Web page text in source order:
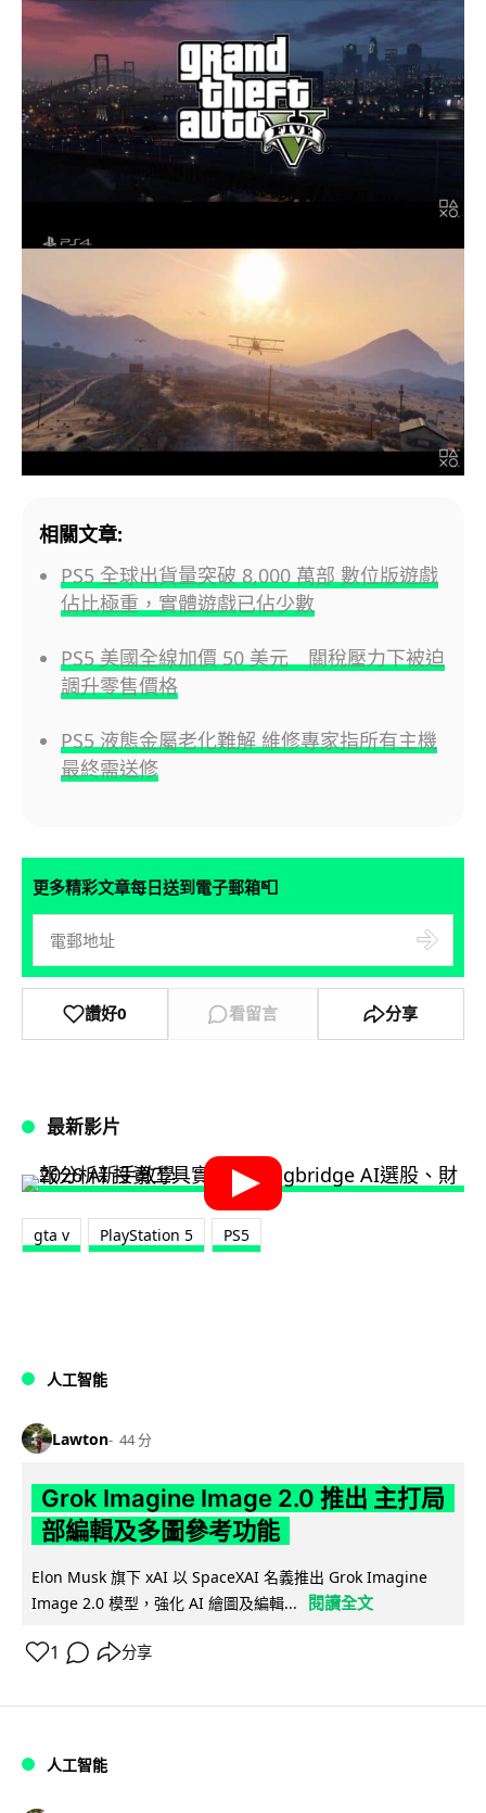
相關文章:
PS5 全球出貨量突破 8,000 萬部 數位版遊戲
佔比極重，實體遊戲已佔少數
PS5 美國全線加價 50 美元 關稅壓力下被迫
調升零售價格
PS5 液態金屬老化難解 維修專家指所有主機
最終需送修
更多精彩文章每日送到電子郵箱📮
讚好0 看留言 分享
最新影片
gta v PlayStation 5 PS5
人工智能
Lawton 44 分
Grok Imagine Image 2.0 推出 主打局
部編輯及多圖參考功能
Elon Musk 旗下 xAI 以 SpaceXAI 名義推出 Grok Imagine
Image 2.0 模型，強化 AI 繪圖及編輯...
閱讀全文
1 分享
人工智能